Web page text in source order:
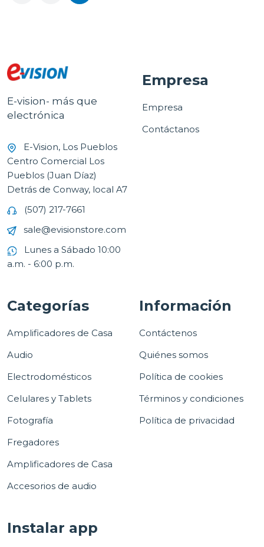
E-vision- más que
electrónica
E-Vision, Los Pueblos
Centro Comercial Los
Pueblos (Juan Díaz)
Detrás de Conway, local A7
(507) 217-7661
sale@evisionstore.com
Lunes a Sábado 10:00
a.m. - 6:00 p.m.
Empresa
Empresa
Contáctanos
Categorías
Amplificadores de Casa
Audio
Electrodomésticos
Celulares y Tablets
Fotografía
Fregadores
Amplificadores de Casa
Accesorios de audio
Información
Contáctenos
Quiénes somos
Política de cookies
Términos y condiciones
Política de privacidad
Instalar app